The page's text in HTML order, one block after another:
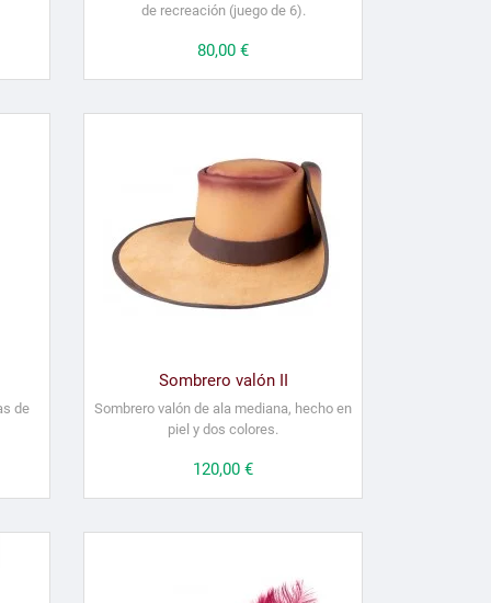
de recreación (juego de 6).
Precio
80,00 €
de
Sombrero valón II
Sombrero valón de ala mediana, hecho en
piel y dos colores.
Precio
120,00 €